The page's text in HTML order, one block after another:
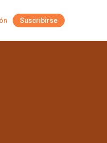
Suscribirse